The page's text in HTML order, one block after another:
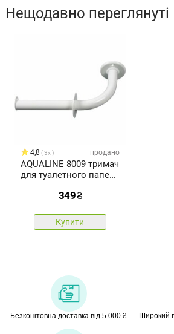
Нещодавно переглянуті
4,8 3x продано
AQUALINE 8009 тримач
для туалетного паперу,
349₴
Купити
Безкоштовна доставка від 5 000 ₴
Широкий